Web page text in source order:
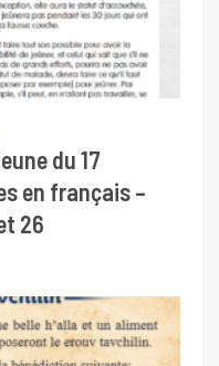
du 17
en français –
26